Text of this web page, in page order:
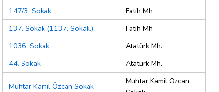
147/3. Sokak
Fatih Mh.
137. Sokak (1137. Sokak.)
Fatih Mh.
1036. Sokak
Atatürk Mh.
44. Sokak
Atatürk Mh.
Muhtar Kamil Özcan Sokak
Muhtar Kamil Özcan